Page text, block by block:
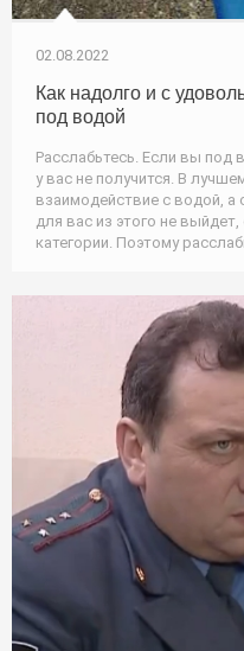
02.08.2022
Как надолго и с
под водой
Расслабьтесь. Если вы под
у вас не получится. В
взаимодействие с водой, а
для вас из этого не
категории. Поэтому